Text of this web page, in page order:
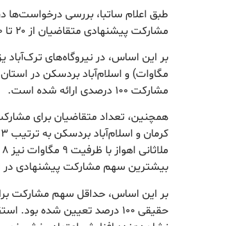
طبق اعلام ساتبا، بررسی
مشارکت پیشنهادی متقاضیان از ۲۰ تا ۱۰۰ درصد متغیر بوده است.
مشارکت ۱۰۰ درصدی ارائه شده است.
همچنین، تعداد متقاضیان برای
بیشترین سهم مشارکت پیشنهادی در این ساختگاه
حقیقی ۱۰۰ درصد تعیین شده